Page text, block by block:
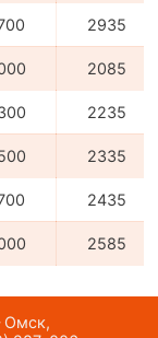
2935
2085
2235
2335
2435
2585
Омск,